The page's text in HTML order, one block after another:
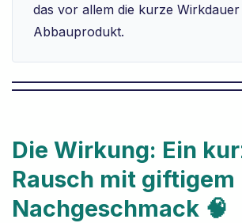
das vor allem die kurze Wirkdauer
Abbauprodukt.
Die Wirkung: Ein
Rausch mit giftigem
Nachgeschmack 🧠